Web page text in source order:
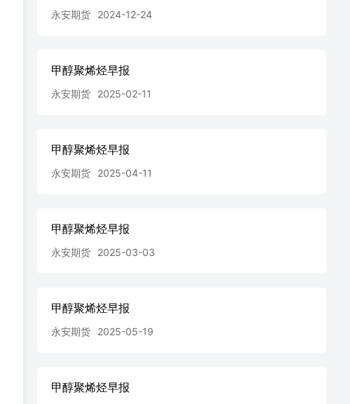
永安期货 2024-12-24
甲醇聚烯烃早报
永安期货 2025-02-11
甲醇聚烯烃早报
永安期货 2025-04-11
甲醇聚烯烃早报
永安期货 2025-03-03
甲醇聚烯烃早报
永安期货 2025-05-19
甲醇聚烯烃早报